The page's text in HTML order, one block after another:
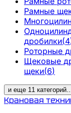
Рамные
дробилки(4
Роторные
Щековые
щеки(6)
и еще 11 категорий
Крановая